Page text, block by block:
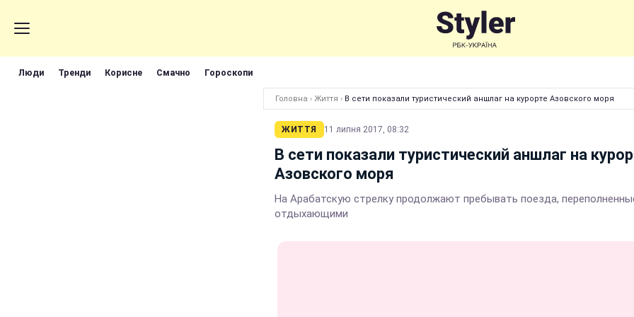
Люди Тренди Корисне Смачно Гороскопи
Головна › Життя › В сети показали туристический аншлаг на курорте Азовского моря
ЖИТТЯ 11 липня 2017, 08:32
В сети показали туристический аншлаг на
Азовского моря
На Арабатскую стрелку продолжают пребывать поезда,
отдыхающими